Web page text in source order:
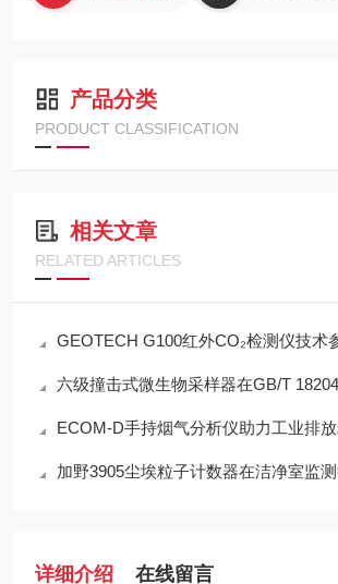
产品分类
PRODUCT CLASSIFICATION
相关文章
RELATED ARTICLES
GEOTECH G100红外CO₂检测仪技术
六级撞击式微生物采样器在GB/T 18204.3中
ECOM-D手持烟气分析仪助力工业排
加野3905尘埃粒子计数器在洁净室监测中
详细介绍 在线留言